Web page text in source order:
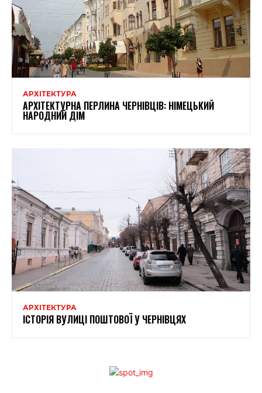
АРХІТЕКТУРА
АРХІТЕКТУРНА ПЕРЛИНА ЧЕРНІВЦІВ: НІМЕЦЬКИЙ
НАРОДНИЙ ДІМ
АРХІТЕКТУРА
ІСТОРІЯ ВУЛИЦІ ПОШТОВОЇ У ЧЕРНІВЦЯХ